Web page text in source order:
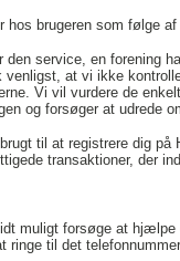
brugeren som følge
service, en forening
at vi ikke
Vi vil vurdere de
og forsøger at udrede
til at registrere dig
transaktioner, der
muligt forsøge at
til det